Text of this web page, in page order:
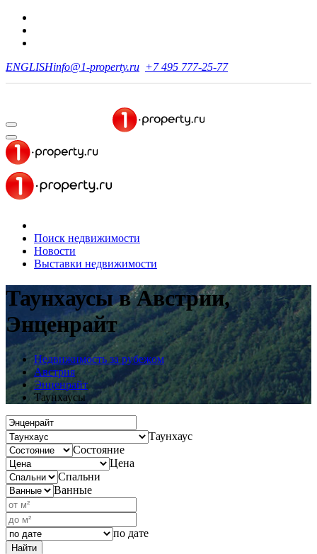
ENGLISHinfo@1-property.ru +7 495 777-25-77
Поиск недвижимости
Новости
Выставки недвижимости
Таунхаусы в Австрии,
Энценрайт
Недвижимость за рубежом
Австрия
Энценрайт
Таунхаусы
Таунхаус
Состояние
Цена
Спальни
Ванные
по дате
Найти